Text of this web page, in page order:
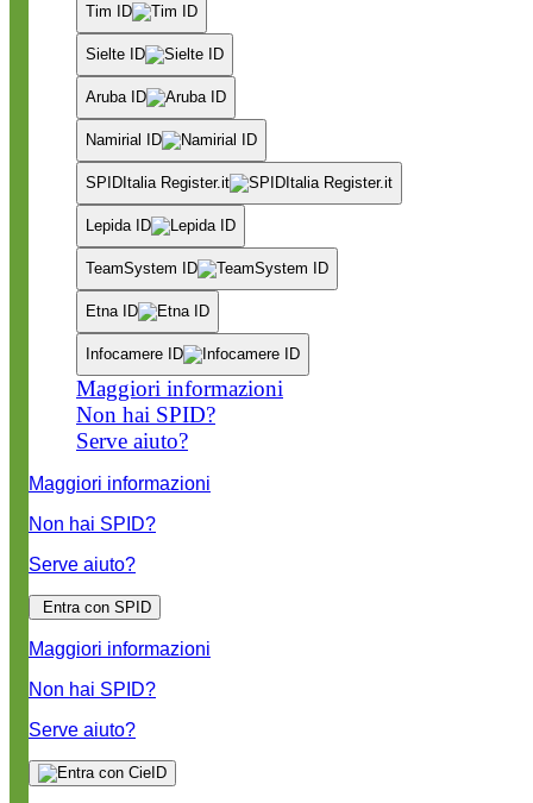
Tim ID
Sielte ID
Aruba ID
Namirial ID
SPIDItalia Register.it
Lepida ID
TeamSystem ID
Etna ID
Infocamere ID
Maggiori informazioni
Non hai SPID?
Serve aiuto?
Maggiori informazioni
Non hai SPID?
Serve aiuto?
Entra con SPID
Maggiori informazioni
Non hai SPID?
Serve aiuto?